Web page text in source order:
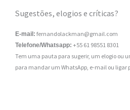
Sugestões, elogios e críticas?
E-mail: fernandolackman@gmail.com
Telefone/Whatsapp: +55 61 98551 8301
Tem uma pauta para sugerir, um elogio ou
para mandar um WhatsApp, e-mail ou ligar